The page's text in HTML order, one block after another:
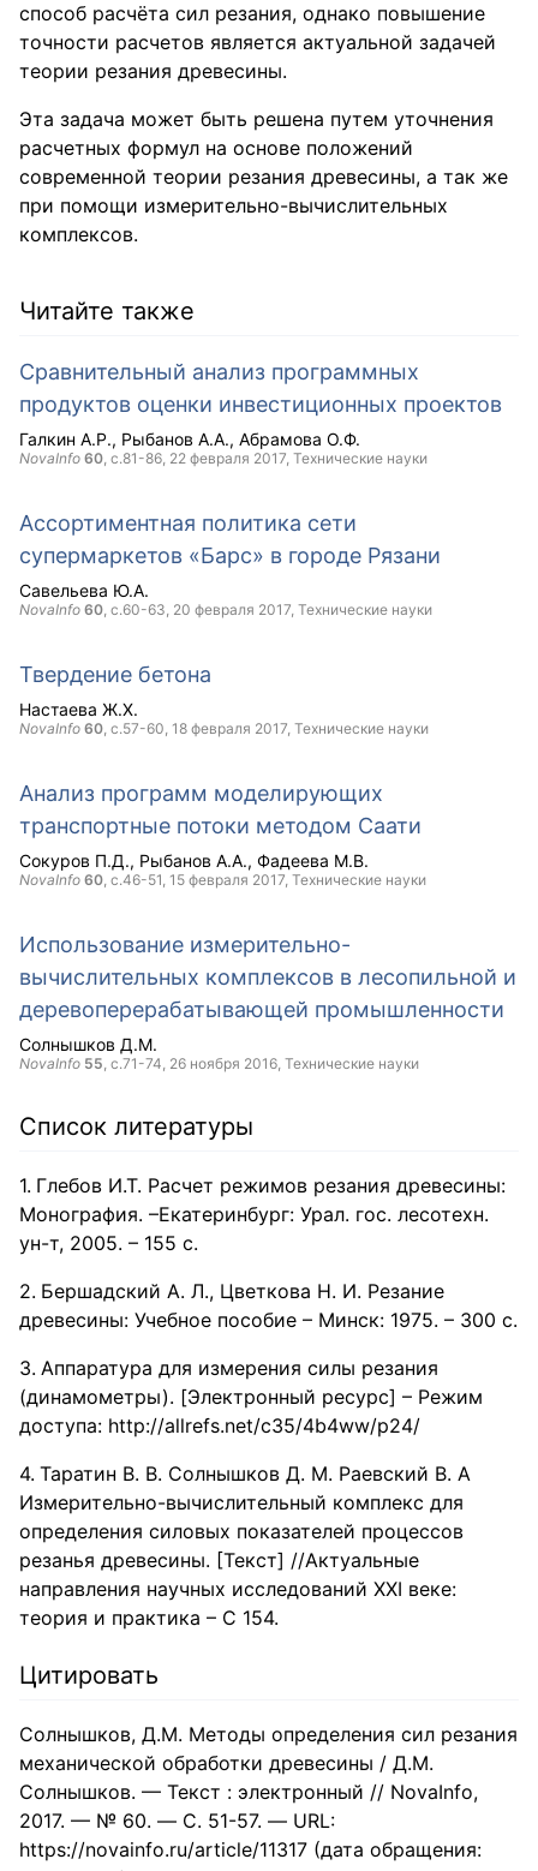
способ расчёта сил резания, однако повышение
точности расчетов является актуальной задачей
теории резания древесины.
Эта задача может быть решена путем уточнения
расчетных формул на основе положений
современной теории резания древесины, а так же
при помощи измерительно-вычислительных
комплексов.
Читайте также
Сравнительный анализ программных
продуктов оценки инвестиционных проектов
Галкин А.Р. Рыбанов А.А. Абрамова О.Ф.
NovaInfo 60, с.81-86, 22 февраля 2017, Технические науки
Ассортиментная политика сети
супермаркетов «Барс» в городе Рязани
Савельева Ю.А.
NovaInfo 60, с.60-63, 20 февраля 2017, Технические науки
Твердение бетона
Настаева Ж.Х.
NovaInfo 60, с.57-60, 18 февраля 2017, Технические науки
Анализ программ моделирующих
транспортные потоки методом Саати
Сокуров П.Д. Рыбанов А.А. Фадеева М.В.
NovaInfo 60, с.46-51, 15 февраля 2017, Технические науки
Использование измерительно-
вычислительных комплексов в лесопильной и
деревоперерабатывающей промышленности
Солнышков Д.М.
NovaInfo 55, с.71-74, 26 ноября 2016, Технические науки
Список литературы
Глебов И.Т. Расчет режимов резания древесины:
Монография. –Екатеринбург: Урал. гос. лесотехн.
ун-т, 2005. – 155 с.
Бершадский А. Л., Цветкова Н. И. Резание
древесины: Учебное пособие – Минск: 1975. – 300 с.
Аппаратура для измерения силы резания
(динамометры). [Электронный ресурс] – Режим
доступа: http://allrefs.net/c35/4b4ww/p24/
Таратин В. В. Солнышков Д. М. Раевский В. А
Измерительно-вычислительный комплекс для
определения силовых показателей процессов
резанья древесины. [Текст] //Актуальные
направления научных исследований XXI веке:
теория и практика – С 154.
Цитировать
Солнышков, Д.М. Методы определения сил резания
механической обработки древесины / Д.М.
Солнышков. — Текст : электронный // NovaInfo,
2017. — № 60. — С. 51-57. — URL:
https://novainfo.ru/article/11317 (дата обращения: